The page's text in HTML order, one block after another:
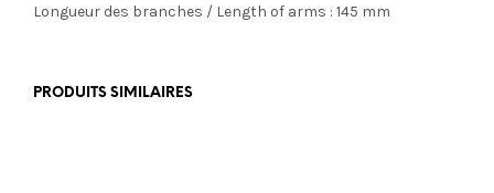
Longueur des branches / Length of arms : 145 mm
PRODUITS SIMILAIRES